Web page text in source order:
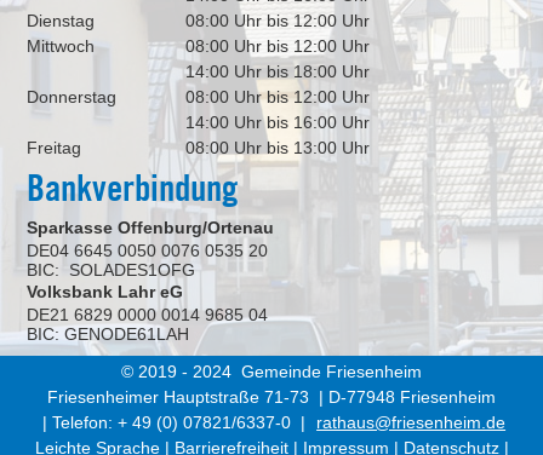
Dienstag
08:00 Uhr bis 12:00 Uhr
Mittwoch
08:00 Uhr bis 12:00 Uhr
14:00 Uhr bis 18:00 Uhr
Donnerstag
08:00 Uhr bis 12:00 Uhr
14:00 Uhr bis 16:00 Uhr
Freitag
08:00 Uhr bis 13:00 Uhr
Bankverbindung
Sparkasse Offenburg/Ortenau
DE04 6645 0050 0076 0535 20
BIC: SOLADES1OFG
Volksbank Lahr eG
DE21 6829 0000 0014 9685 04
BIC: GENODE61LAH
© 2019 - 2024 Gemeinde Friesenheim
Friesenheimer Hauptstraße 71-73 | D-77948 Friesenheim
| Telefon: + 49 (0) 07821/6337-0 |
rathaus@friesenheim.de
Leichte Sprache| Barrierefreiheit| Impressum | Datenschutz|